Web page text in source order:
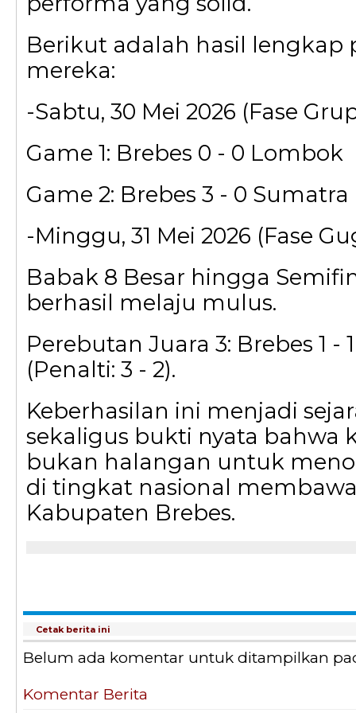
Berikut adalah hasil lengkap
mereka:
-Sabtu, 30 Mei 2026 (Fase
Game 1: Brebes 0 - 0 Lombok
Game 2: Brebes 3 - 0
-Minggu, 31 Mei 2026 (Fase
Babak 8 Besar hingga
berhasil melaju mulus.
Perebutan Juara 3: Brebes 1 -
(Penalti: 3 - 2).
Keberhasilan ini menjadi
sekaligus bukti nyata bahwa
bukan halangan untuk
di tingkat nasional
Kabupaten Brebes.
Cetak berita ini
Belum ada komentar untuk ditampilkan
Komentar Berita